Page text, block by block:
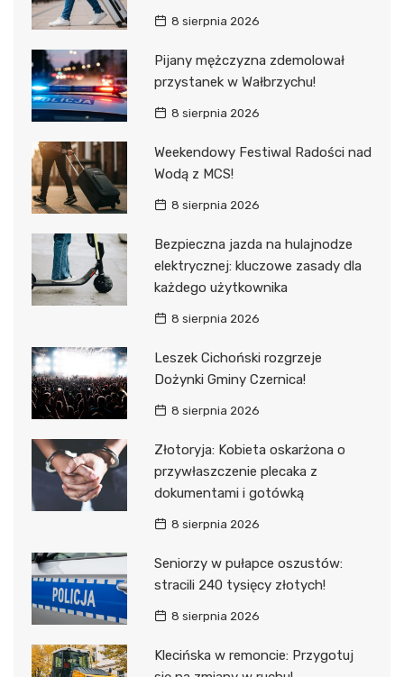
8 sierpnia 2026
Pijany mężczyzna zdemolował
przystanek w Wałbrzychu!
8 sierpnia 2026
Weekendowy Festiwal Radości nad
Wodą z MCS!
8 sierpnia 2026
Bezpieczna jazda na hulajnodze
elektrycznej: kluczowe zasady dla
każdego użytkownika
8 sierpnia 2026
Leszek Cichoński rozgrzeje
Dożynki Gminy Czernica!
8 sierpnia 2026
Złotoryja: Kobieta oskarżona o
przywłaszczenie plecaka z
dokumentami i gotówką
8 sierpnia 2026
Seniorzy w pułapce oszustów:
stracili 240 tysięcy złotych!
8 sierpnia 2026
Klecińska w remoncie: Przygotuj